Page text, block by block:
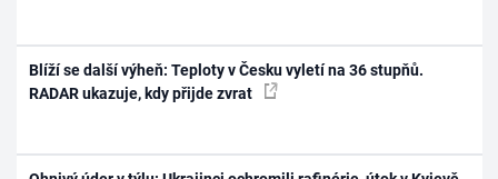
Blíží se další výheň: Teploty v Česku vyletí na 36 stupňů.
RADAR ukazuje, kdy přijde zvrat